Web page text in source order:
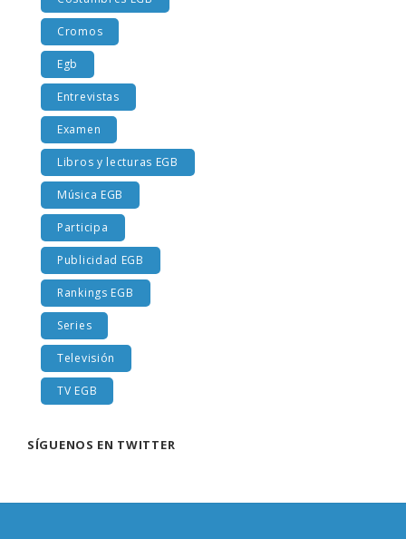
Costumbres EGB
Cromos
Egb
Entrevistas
Examen
Libros y lecturas EGB
Música EGB
Participa
Publicidad EGB
Rankings EGB
Series
Televisión
TV EGB